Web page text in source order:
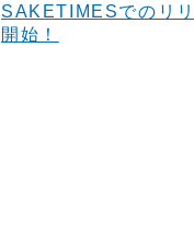
SAKETIMESでのリ
開始！